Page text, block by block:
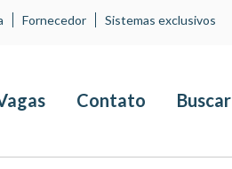
Fornecedor Sistemas exclusivos
Contato Buscar